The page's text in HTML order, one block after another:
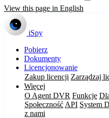
View this page in English
iSpy
Pobierz
Dokumenty
Licencjonowanie
Zakup licencji Zarządzaj
Więcej
O Agent DVR Funkcje
Społeczność API System
z nami